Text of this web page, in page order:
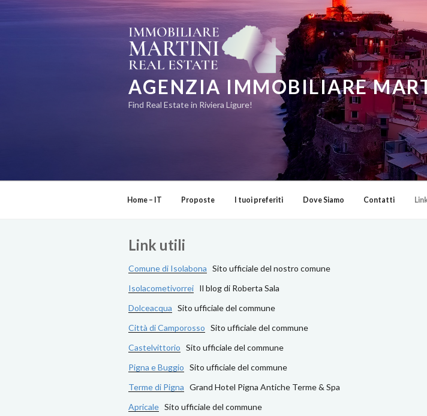
AGENZIA IMMOBILIARE
Find Real Estate in Riviera Ligure!
Home – IT Proposte I tuoi preferiti Dove Siamo Contatti
Link utili
Comune di Isolabona Sito ufficiale del nostro comune
Isolacometivorrei Il blog di Roberta Sala
Dolceacqua Sito ufficiale del commune
Città di Camporosso Sito ufficiale del commune
Castelvittorio Sito ufficiale del commune
Pigna e Buggio Sito ufficiale del commune
Terme di Pigna Grand Hotel Pigna Antiche Terme & Spa
Apricale Sito ufficiale del commune